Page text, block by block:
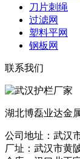
刀片刺绳
过滤网
塑料平网
钢板网
联系我们
湖北博磊业达金
公司地址：武汉
厂址：武汉市黄